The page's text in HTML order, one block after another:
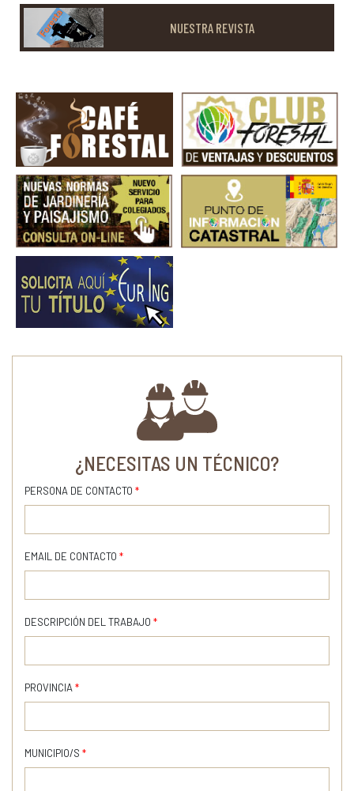
NUESTRA REVISTA
¿NECESITAS UN TÉCNICO?
PERSONA DE CONTACTO *
EMAIL DE CONTACTO *
DESCRIPCIÓN DEL TRABAJO *
PROVINCIA *
MUNICIPIO/S *